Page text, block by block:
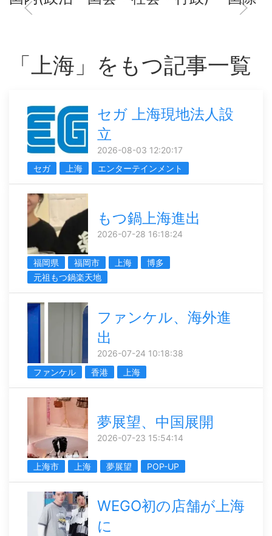
「上海」をもつ記事一覧
セガ 上海現地法人設
立
2026-08-03 12:20:17
セガ
上海 エンターテインメント
もつ鍋上海進出
2026-07-28 16:18:24
福岡県 福岡市 上海
博多
元祖もつ鍋楽天地
ファンケル、海外進
出
2026-07-24 10:18:38
ファンケル
香港 上海
夢展望、中国展開
2026-07-23 15:54:14
上海市 上海 夢展望 POP-UP
WEGO初の店舗が上海
に